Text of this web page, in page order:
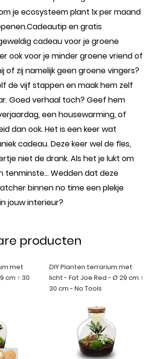
je ecosysteem plant 1x per maand
en gratis
cadeau voor je groene
ook voor je minder groene vriend of
of zij namelijk geen groene vingers?
de vijf stappen en maak hem zelf
Goed verhaal toch? Geef hem
een housewarming, of
dan ook. Het is een keer wat
cadeau. Deze keer wel de fles,
niet de drank. Als het je lukt om
tenminste... Wedden dat deze
binnen no time een plekje
jouw interieur?
producten
met
cm ↑ 30
DIY Planten terrarium met
licht - Fat Joe Red - Ø 29 cm ↑
30 cm - No Tools